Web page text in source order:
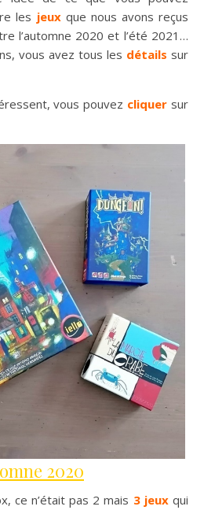
les jeux que nous avons reçus
l’automne 2020 et l’été 2021…
vous avez tous les détails sur
vous pouvez cliquer sur
2020
ce n’était pas 2 mais 3 jeux qui